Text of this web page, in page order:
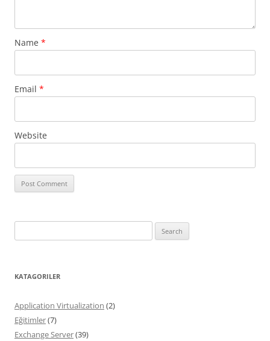
Name *
Email *
Website
for:
KATAGORILER
Application Virtualization (2)
Eğitimler(7)
Exchange Server(39)